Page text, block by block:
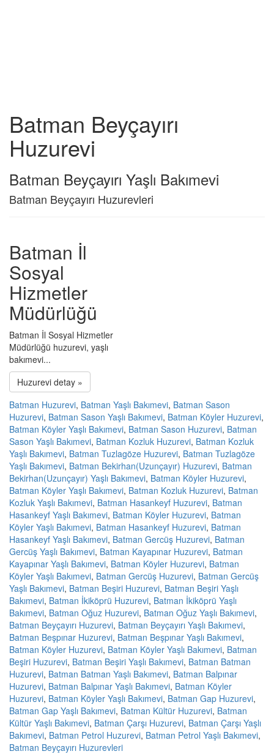
Batman Beyçayırı
Huzurevi
Batman Beyçayırı Yaşlı Bakımevi
Batman Beyçayırı Huzurevleri
Batman İl
Sosyal
Hizmetler
Müdürlüğü
Batman İl Sosyal Hizmetler
Müdürlüğü huzurevi, yaşlı
bakımevi...
Huzurevi detay »
Batman Huzurevi, Batman Yaşlı Bakımevi, Batman Sason
Huzurevi, Batman Sason Yaşlı Bakımevi, Batman Köyler Huzurevi,
Batman Köyler Yaşlı Bakımevi, Batman Sason Huzurevi, Batman
Sason Yaşlı Bakımevi, Batman Kozluk Huzurevi, Batman Kozluk
Yaşlı Bakımevi, Batman Tuzlagöze Huzurevi, Batman Tuzlagöze
Yaşlı Bakımevi, Batman Bekirhan(Uzunçayır) Huzurevi, Batman
Bekirhan(Uzunçayır) Yaşlı Bakımevi, Batman Köyler Huzurevi,
Batman Köyler Yaşlı Bakımevi, Batman Kozluk Huzurevi, Batman
Kozluk Yaşlı Bakımevi, Batman Hasankeyf Huzurevi, Batman
Hasankeyf Yaşlı Bakımevi, Batman Köyler Huzurevi, Batman
Köyler Yaşlı Bakımevi, Batman Hasankeyf Huzurevi, Batman
Hasankeyf Yaşlı Bakımevi, Batman Gercüş Huzurevi, Batman
Gercüş Yaşlı Bakımevi, Batman Kayapınar Huzurevi, Batman
Kayapınar Yaşlı Bakımevi, Batman Köyler Huzurevi, Batman
Köyler Yaşlı Bakımevi, Batman Gercüş Huzurevi, Batman Gercüş
Yaşlı Bakımevi, Batman Beşiri Huzurevi, Batman Beşiri Yaşlı
Bakımevi, Batman İkiköprü Huzurevi, Batman İkiköprü Yaşlı
Bakımevi, Batman Oğuz Huzurevi, Batman Oğuz Yaşlı Bakımevi,
Batman Beyçayırı Huzurevi, Batman Beyçayırı Yaşlı Bakımevi,
Batman Beşpınar Huzurevi, Batman Beşpınar Yaşlı Bakımevi,
Batman Köyler Huzurevi, Batman Köyler Yaşlı Bakımevi, Batman
Beşiri Huzurevi, Batman Beşiri Yaşlı Bakımevi, Batman Batman
Huzurevi, Batman Batman Yaşlı Bakımevi, Batman Balpınar
Huzurevi, Batman Balpınar Yaşlı Bakımevi, Batman Köyler
Huzurevi, Batman Köyler Yaşlı Bakımevi, Batman Gap Huzurevi,
Batman Gap Yaşlı Bakımevi, Batman Kültür Huzurevi, Batman
Kültür Yaşlı Bakımevi, Batman Çarşı Huzurevi, Batman Çarşı Yaşlı
Bakımevi, Batman Petrol Huzurevi, Batman Petrol Yaşlı Bakımevi,
Batman Beyçayırı Huzurevleri